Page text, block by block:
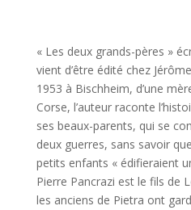
« Les deux grands-pères »
vient d’être édité chez
1953 à Bischheim, d’une
Corse, l’auteur raconte
ses beaux-parents, qui se
deux guerres, sans savoir
petits enfants « édifieraient
Pierre Pancrazi est le fils de
les anciens de Pietra ont